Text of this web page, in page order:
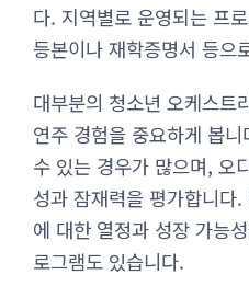
다. 지역별로 운영되는 프
등본이나 재학증명서 등으
대부분의 청소년 오케스트
연주 경험을 중요하게 봅
수 있는 경우가 많으며, 오
성과 잠재력을 평가합니다
에 대한 열정과 성장 가능
로그램도 있습니다.